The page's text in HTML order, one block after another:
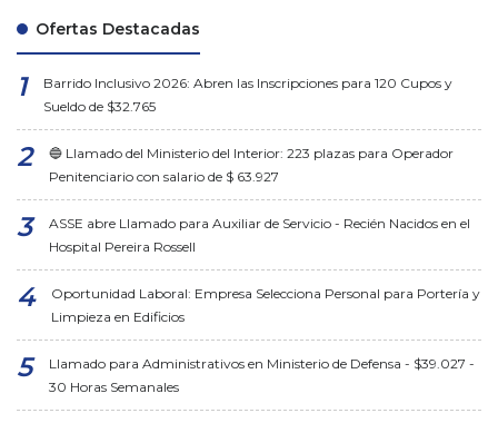
Ofertas Destacadas
Barrido Inclusivo 2026: Abren las Inscripciones para 120 Cupos y
Sueldo de $32.765
🔵 Llamado del Ministerio del Interior: 223 plazas para Operador
Penitenciario con salario de $ 63.927
ASSE abre Llamado para Auxiliar de Servicio - Recién Nacidos en el
Hospital Pereira Rossell
Oportunidad Laboral: Empresa Selecciona Personal para Portería y
Limpieza en Edificios
Llamado para Administrativos en Ministerio de Defensa - $39.027 -
30 Horas Semanales